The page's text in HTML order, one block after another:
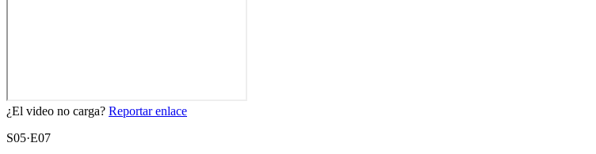
¿El video no carga? Reportar enlace
S05·E07